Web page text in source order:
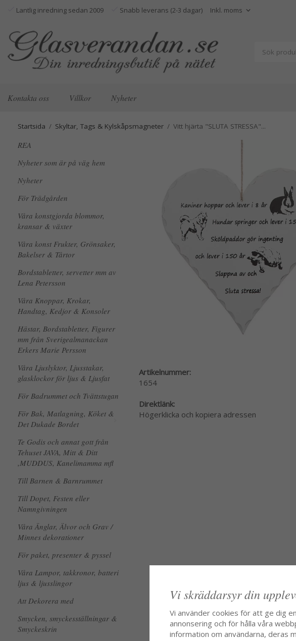
Lantlig inredning sedan 2009 Snabb leverans (2-3 dagar)
Kontakta oss Villkor Nyheter
Startsida / Skyltar, Tags & Kylskåpsmagneter / Vitt hjärta "SLUTA STRESSA"...
REA
Nyheter som är på väg hem
Nyheter
För Trädgården
Våra konstgjorda blommor,
kransar & växter
Våra konst Frukter, Grönsaker,
Bakelser & Tårtor
Bordstabletter, servetter mm av
Lena Petersson
Våra Knoppar, Krokar,
Handtag, Kedjor & Konsoler
Hästar, Bordstabletter, Figurer
mm från Sverigealmanackan
Erkers Marie Persson
Våra Ljuslyktor, Ljusstakar,
glasklockor för ljus & Ljusfat
För Badrummet och Tvättstugan
För Bak, Matlagning, Köket &
Det Dukade Bordet
Te Godis och annat gott från
Tehuset JAVA, Mitt & Ditt
,MUDDUS, Kanelimamma mfl
Till Barnen & Barnrummet
Till Dopet, Festen eller
Namngivningen
Våra Änglar, Älvor och Grav /
Minnes dekorationer
För paket, presenter & pyssel
Våra Lampor, takkronor, batteri
ljus & ljusslingor
Att Dekorera med
Smycken, smyckesställningar &
Smyckeskrin
Artikelnummer:
1654
Direktlänk:
Högerklicka och kopiera adressen
Vi skräddarsyr din
Vi använder cookies för att ge dig
annonsering och för hålla våra
information om användarna, deras